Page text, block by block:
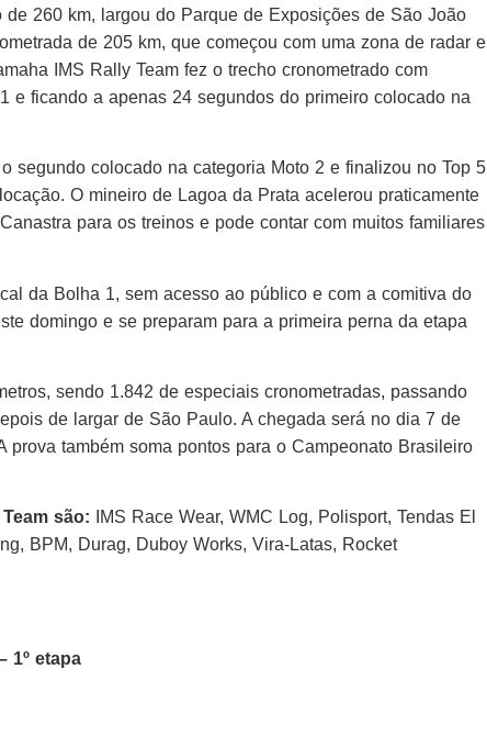
260 km, largou do Parque de Exposições de São João
de 205 km, que começou com uma zona de radar e
IMS Rally Team fez o trecho cronometrado com
e ficando a apenas 24 segundos do primeiro colocado na
segundo colocado na categoria Moto 2 e finalizou no Top 5
O mineiro de Lagoa da Prata acelerou praticamente
para os treinos e pode contar com muitos familiares
da Bolha 1, sem acesso ao público e com a comitiva do
domingo e se preparam para a primeira perna da etapa
sendo 1.842 de especiais cronometradas, passando
de largar de São Paulo. A chegada será no dia 7 de
prova também soma pontos para o Campeonato Brasileiro
Team são: IMS Race Wear, WMC Log, Polisport, Tendas El
BPM, Durag, Duboy Works, Vira-Latas, Rocket
1º etapa